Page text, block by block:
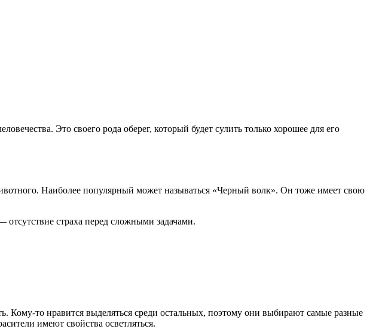
Это своего рода оберег, который будет сулить только хорошее для его
Наиболее популярный может называться «Черный волк». Он тоже имеет свою
страха перед сложными задачами.
Кому-то нравится выделяться среди остальных, поэтому они выбирают самые разные
имеют свойства осветляться.